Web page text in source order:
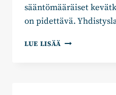
sääntömääräiset
on pidettävä.
LUE LISÄÄ KAIKKI